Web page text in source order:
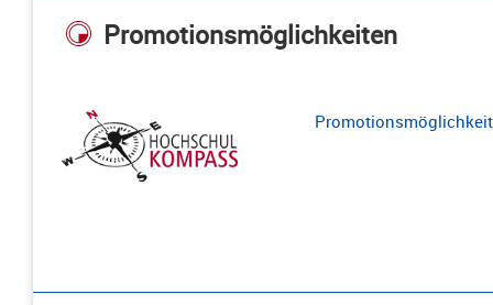
Promotionsmöglichkeiten